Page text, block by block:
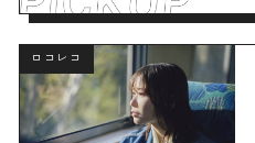
ロコレコ